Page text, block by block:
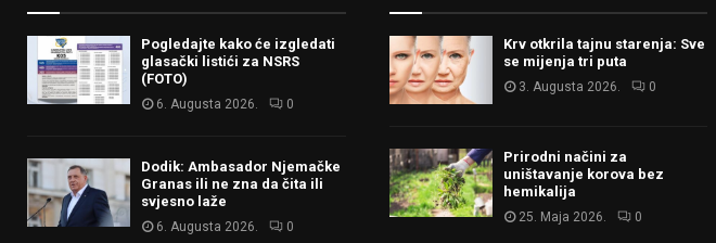
Pogledajte kako će izgledati
glasački listići za NSRS
(FOTO)
6. Augusta 2026. 0
Dodik: Ambasador Njemačke
Granas ili ne zna da čita ili
svjesno laže
6. Augusta 2026. 0
Krv otkrila tajnu starenja: Sve
se mijenja tri puta
3. Augusta 2026. 0
Prirodni načini za
uništavanje korova bez
hemikalija
25. Maja 2026. 0